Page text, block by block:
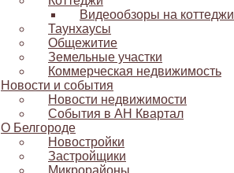
Видеообзоры на коттеджи
Таунхаусы
Общежитие
Земельные участки
Коммерческая недвижимость
Новости и события
Новости недвижимости
События в АН Квартал
О Белгороде
Новостройки
Застройщики
Микрорайоны